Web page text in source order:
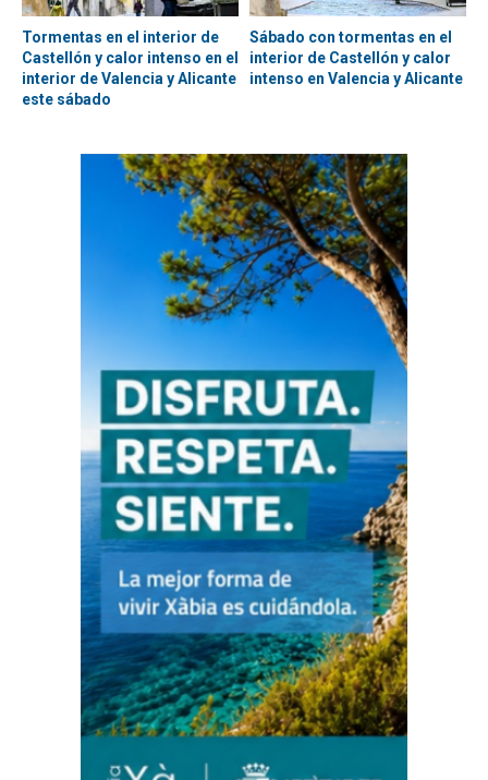
Tormentas en el interior de
Castellón y calor intenso en el
interior de Valencia y Alicante
este sábado
Sábado con tormentas en el
interior de Castellón y calor
intenso en Valencia y Alicante